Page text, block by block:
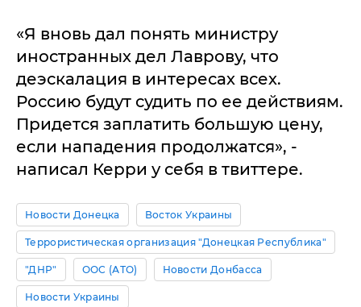
«Я вновь дал понять министру
иностранных дел Лаврову, что
деэскалация в интересах всех.
Россию будут судить по ее действиям.
Придется заплатить большую цену,
если нападения продолжатся», -
написал Керри у себя в твиттере.
Новости Донецка Восток Украины
Террористическая организация "Донецкая Республика"
"ДНР" ООС (АТО) Новости Донбасса
Новости Украины